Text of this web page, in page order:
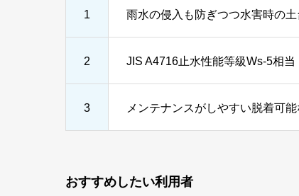
1 雨水の侵入も防ぎつつ水害時の
2 JIS A4716止水性能等級Ws-5相
3 メンテナンスがしやすい脱着可
おすすめしたい利用者